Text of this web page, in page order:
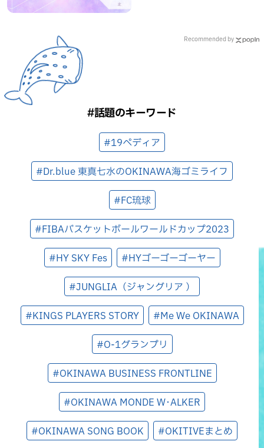
Recommended by
#話題のキーワード
#19ペディア
#Dr.blue 東真七水のOKINAWA海ゴミライフ
#FC琉球
#FIBAバスケットボールワールドカップ2023
#HY SKY Fes #HYゴーゴーゴーヤー
#JUNGLIA（ジャングリア ）
#KINGS PLAYERS STORY #Me We OKINAWA
#O-1グランプリ
#OKINAWA BUSINESS FRONTLINE
#OKINAWA MONDE W･ALKER
#OKINAWA SONG BOOK #OKITIVEまとめ